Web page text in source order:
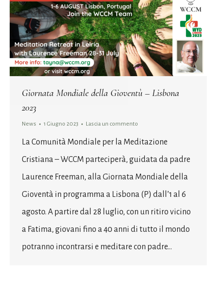
Giornata Mondiale della Gioventù – Lisbona
2023
News 1 Giugno 2023 Lascia un commento
La Comunità Mondiale per la Meditazione
Cristiana – WCCM parteciperà, guidata da padre
Laurence Freeman, alla Giornata Mondiale della
Gioventà in programma a Lisbona (P) dall’1 al 6
agosto. A partire dal 28 luglio, con un ritiro vicino
a Fatima, giovani fino a 40 anni di tutto il mondo
potranno incontrarsi e meditare con padre…